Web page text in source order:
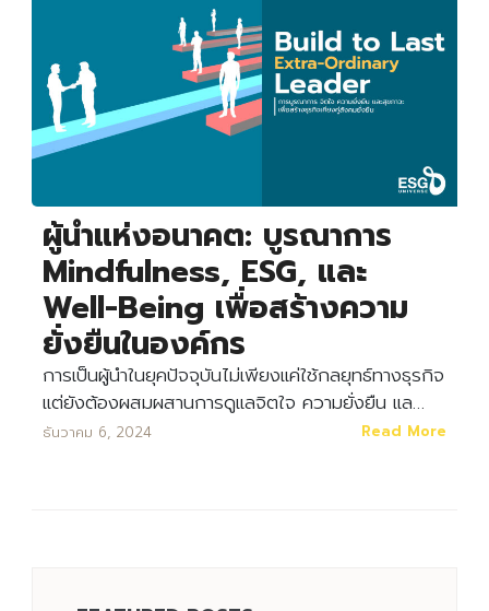
ผู้นำแห่งอนาคต: บูรณาการ
Mindfulness, ESG, และ
Well-Being เพื่อสร้างความ
ยั่งยืนในองค์กร
การเป็นผู้นำในยุคปัจจุบันไม่เพียงแค่ใช้กลยุทธ์ทางธุรกิจ
แต่ยังต้องผสมผสานการดูแลจิตใจ ความยั่งยืน แล…
ธันวาคม 6, 2024 Read More